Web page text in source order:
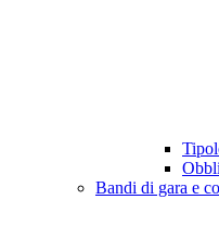
Bandi di gara e